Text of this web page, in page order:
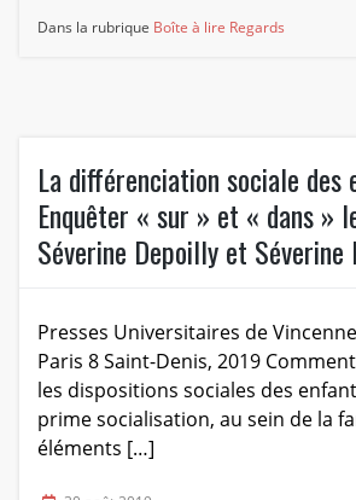
Dans la rubrique Boîte à lire Regards
La différenciation sociale des
Enquêter « sur » et « dans »
Séverine Depoilly et Séverine
Presses Universitaires de
Paris 8 Saint-Denis, 2019
les dispositions sociales des
prime socialisation, au sein de la
éléments […]